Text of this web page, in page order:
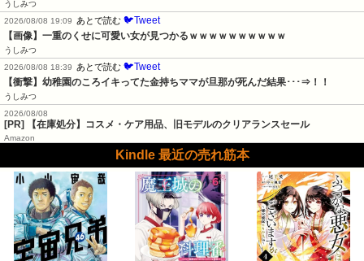
うしみつ
2026/08/08 19:09
あとで読む 🐦Tweet
【画像】一重のくせに可愛い女が見つかるｗｗｗｗｗｗｗｗｗｗ
うしみつ
2026/08/08 18:39
あとで読む 🐦Tweet
【衝撃】幼稚園のころイキってた金持ちママが旦那が死んだ結果･･･⇒！！
うしみつ
2026/08/08
[PR] 【在庫処分】コスメ・ケア用品、旧モデルのクリアランスセール
Amazon
Kindle 最近の売れ筋本